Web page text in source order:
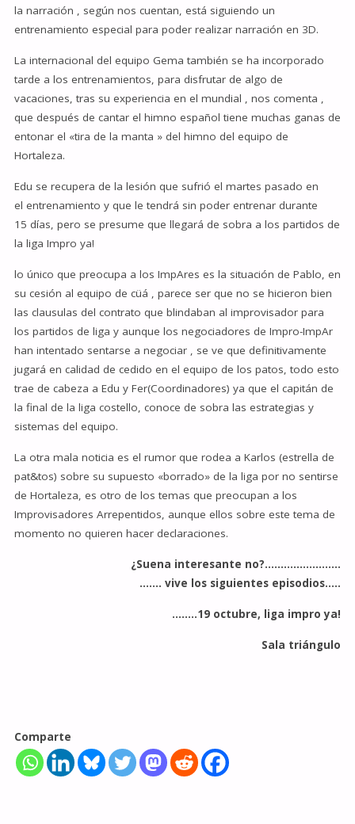
la narración , según nos cuentan, está siguiendo un
entrenamiento especial para poder realizar narración en 3D.
La internacional del equipo Gema también se ha incorporado
tarde a los entrenamientos, para disfrutar de algo de
vacaciones, tras su experiencia en el mundial , nos comenta ,
que después de cantar el himno español tiene muchas ganas de
entonar el «tira de la manta » del himno del equipo de
Hortaleza.
Edu se recupera de la lesión que sufrió el martes pasado en
el entrenamiento y que le tendrá sin poder entrenar durante
15 días, pero se presume que llegará de sobra a los partidos de
la liga Impro ya!
lo único que preocupa a los ImpAres es la situación de Pablo, en
su cesión al equipo de cüá , parece ser que no se hicieron bien
las clausulas del contrato que blindaban al improvisador para
los partidos de liga y aunque los negociadores de Impro-ImpAr
han intentado sentarse a negociar , se ve que definitivamente
jugará en calidad de cedido en el equipo de los patos, todo esto
trae de cabeza a Edu y Fer(Coordinadores) ya que el capitán de
la final de la liga costello, conoce de sobra las estrategias y
sistemas del equipo.
La otra mala noticia es el rumor que rodea a Karlos (estrella de
pat&tos) sobre su supuesto «borrado» de la liga por no sentirse
de Hortaleza, es otro de los temas que preocupan a los
Improvisadores Arrepentidos, aunque ellos sobre este tema de
momento no quieren hacer declaraciones.
¿Suena interesante no?……………………
……. vive los siguientes episodios…..
……..19 octubre, liga impro ya!
Sala triángulo
Comparte